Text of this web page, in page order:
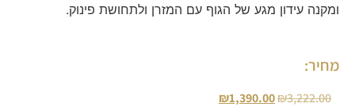
ומקנה עידון מגע של הגוף עם המזרן ולתחושת פינוק.
מחיר:
₪3,222.00
₪1,390.00